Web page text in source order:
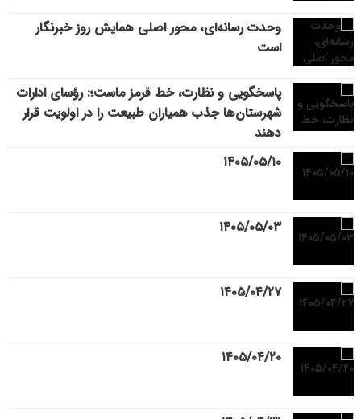
وحدت رسانه‌ای، محور اصلی همایش روز خبرنگار
است
پاسخگویی و نظارت، خط قرمز ماست؛: رؤسای ادارات
شهرستان‌ها جذب همیاران طبیعت را در اولویت قرار
دهند
۱۴۰۵/۰۵/۱۰
۱۴۰۵/۰۵/۰۳
۱۴۰۵/۰۴/۲۷
۱۴۰۵/۰۴/۲۰